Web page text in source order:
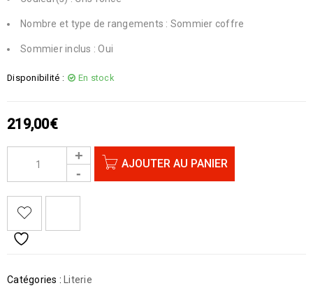
Nombre et type de rangements : Sommier coffre
Sommier inclus : Oui
Disponibilité : En stock
219,00€
AJOUTER AU PANIER
Catégories : Literie